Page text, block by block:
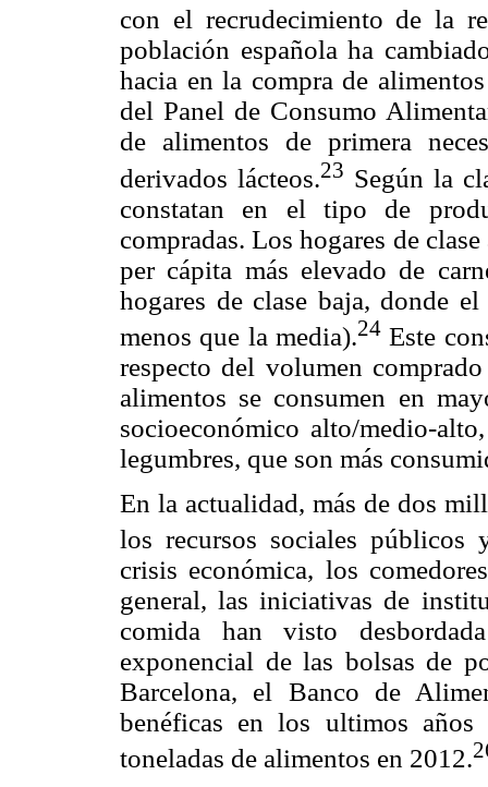
con el recrudecimiento de la
población española ha
hacia en la compra de
del Panel de Consumo
de alimentos de primera
derivados lácteos.23 Según la
constatan en el tipo de
compradas. Los hogares de
per cápita más elevado de
hogares de clase baja, donde
menos que la media).24 Este
respecto del volumen
alimentos se consumen en
socioeconómico alto/medio-
legumbres, que son más
En la actualidad, más de dos
los recursos sociales públicos
crisis económica, los
general, las iniciativas de
comida han visto
exponencial de las bolsas de
Barcelona, el Banco de
benéficas en los ultimos
toneladas de alimentos en 2012.